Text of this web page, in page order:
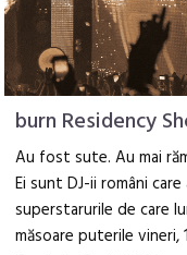
burn Residency
Au fost sute. Au mai
Ei sunt DJ-ii români
superstarurile de care
măsoare puterile vineri,